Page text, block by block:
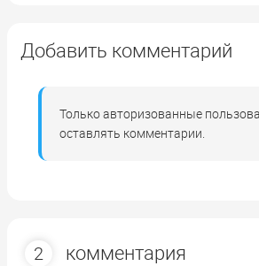
Добавить комментарий
Только авторизованные
оставлять комментарии.
2 комментария